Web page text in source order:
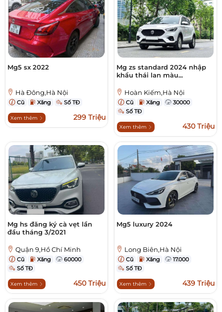
Mg5 sx 2022
Hà Đông,Hà Nội
Cũ Xăng Số TĐ
Xem thêm 299 Triệu
Mg zs standard 2024 nhập
khẩu thái lan màu...
Hoàn Kiếm,Hà Nội
Cũ Xăng
30000
Số TĐ
Xem thêm 430 Triệu
Mg hs đăng ký cà vẹt lần
đầu tháng 3/2021
Quận 9,Hồ Chí Minh
Cũ Xăng
60000
Số TĐ
Xem thêm 450 Triệu
Mg5 luxury 2024
Long Biên,Hà Nội
Cũ Xăng
17.000
Số TĐ
Xem thêm 439 Triệu